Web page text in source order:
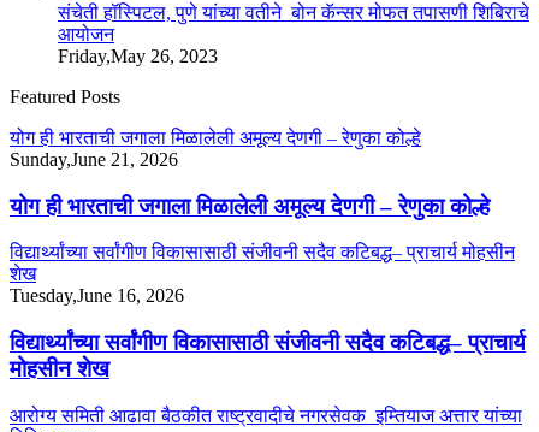
संचेती हॉस्पिटल, पुणे यांच्या वतीने बोन कॅन्सर मोफत तपासणी शिबिराचे
आयोजन
Friday,May 26, 2023
Featured Posts
योग ही भारताची जगाला मिळालेली अमूल्य देणगी – रेणुका कोल्हे
Sunday,June 21, 2026
योग ही भारताची जगाला मिळालेली अमूल्य देणगी – रेणुका कोल्हे
विद्यार्थ्यांच्या सर्वांगीण विकासासाठी संजीवनी सदैव कटिबद्ध– प्राचार्य मोहसीन
शेख
Tuesday,June 16, 2026
विद्यार्थ्यांच्या सर्वांगीण विकासासाठी संजीवनी सदैव कटिबद्ध– प्राचार्य
मोहसीन शेख
आरोग्य समिती आढावा बैठकीत राष्ट्रवादीचे नगरसेवक इम्तियाज अत्तार यांच्या